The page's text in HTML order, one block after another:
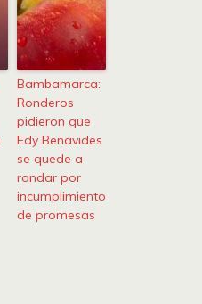
Bambamarca:
Ronderos
pidieron que
Edy Benavides
se quede a
rondar por
incumplimiento
de promesas